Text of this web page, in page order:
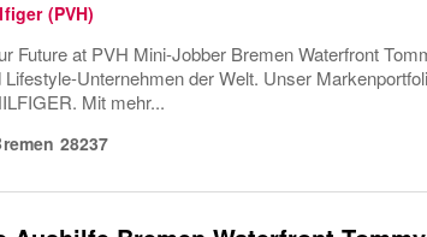
(PVH)
Future at PVH Mini-Jobber Bremen Waterfront
Lifestyle-Unternehmen der Welt. Unser
Mit mehr...
28237